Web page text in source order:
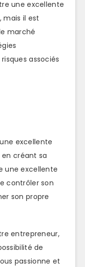
une excellente
mais il est
marché
associés
excellente
créant sa
une excellente
contrôler son
son propre
entrepreneur,
de
passionne et